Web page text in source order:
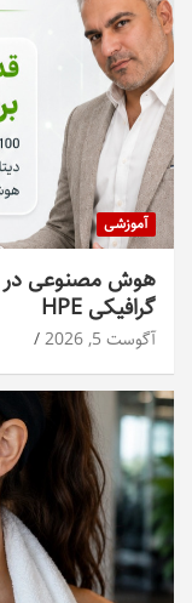
آموزشی
هوش مصنوعی در
گرافیکی HPE
آگوست 5, 2026